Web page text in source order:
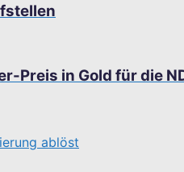
in Gold für die